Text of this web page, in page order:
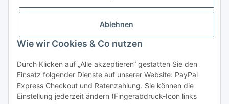
Ablehnen
Wie wir Cookies & Co nutzen
Durch Klicken auf „Alle akzeptieren“ gestatten Sie den
Einsatz folgender Dienste auf unserer Website: PayPal
Express Checkout und Ratenzahlung. Sie können die
Einstellung jederzeit ändern (Fingerabdruck-Icon links
Informationen
Gesetzliche Informationen
Vertrag widerrufen